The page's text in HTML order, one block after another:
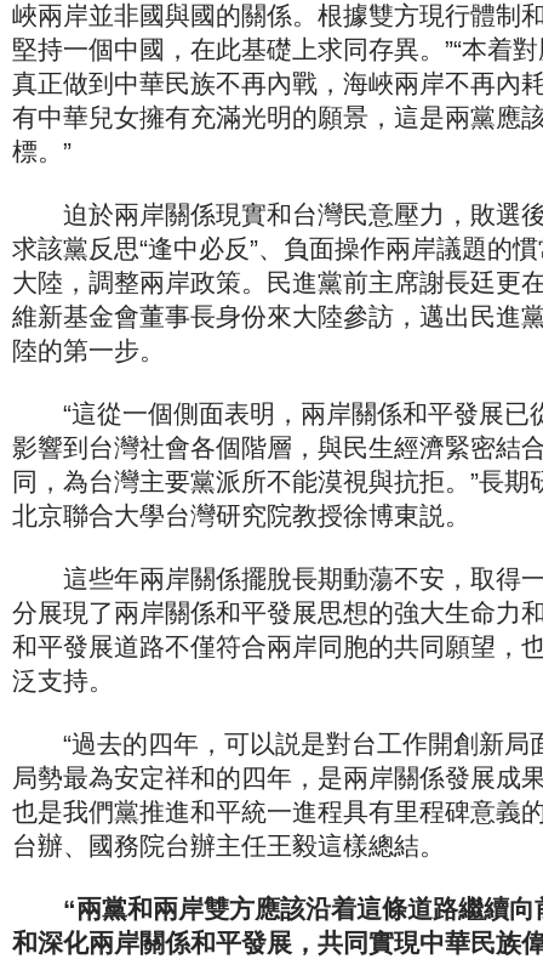
峽兩岸並非國與國的關係。根據雙方現行體制
堅持一個中國，在此基礎上求同存異。”“本着
真正做到中華民族不再內戰，海峽兩岸不再內
有中華兒女擁有充滿光明的願景，這是兩黨應
標。”
迫於兩岸關係現實和台灣民意壓力，敗選
求該黨反思“逢中必反”、負面操作兩岸議題的
大陸，調整兩岸政策。民進黨前主席謝長廷更
維新基金會董事長身份來大陸參訪，邁出民進
陸的第一步。
“這從一個側面表明，兩岸關係和平發展已
影響到台灣社會各個階層，與民生經濟緊密結
同，為台灣主要黨派所不能漠視與抗拒。”長期
北京聯合大學台灣研究院教授徐博東説。
這些年兩岸關係擺脫長期動蕩不安，取得
分展現了兩岸關係和平發展思想的強大生命力
和平發展道路不僅符合兩岸同胞的共同願望，
泛支持。
“過去的四年，可以説是對台工作開創新局
局勢最為安定祥和的四年，是兩岸關係發展成
也是我們黨推進和平統一進程具有里程碑意義
台辦、國務院台辦主任王毅這樣總結。
“兩黨和兩岸雙方應該沿着這條道路繼續
和深化兩岸關係和平發展，共同實現中華民